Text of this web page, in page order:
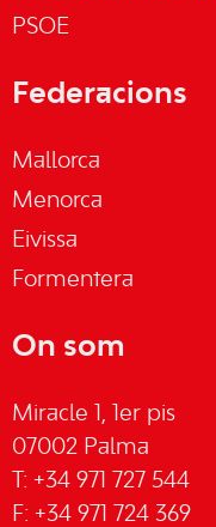
PSOE
Federacions
Mallorca
Menorca
Eivissa
Formentera
On som
Miracle 1, 1er pis
07002 Palma
T: +34 971 727 544
F: +34 971 724 369